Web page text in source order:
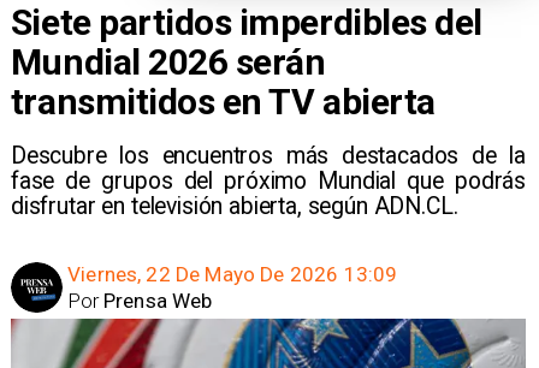
Siete partidos imperdibles del
Mundial 2026 serán
transmitidos en TV abierta
Descubre los encuentros más destacados de la
fase de grupos del próximo Mundial que podrás
disfrutar en televisión abierta, según ADN.CL.
Viernes, 22 De Mayo De 2026 13:09
Prensa Web
Por